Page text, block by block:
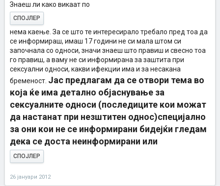
Знаеш ли како викаат по
СПОЈЛЕР
нема каење. За се што те интересирало требало пред тоа да
се информираш, имаш 17 години не си мала штом си
започнала со односи, значи знаеш што правиш и свесно тоа
го правиш, а ваму не си информирана за заштита при
сексуални односи, какви ифекции има и за несакана
бременост. Јас предлагам да се отвори тема во
која ќе има детално објаснување за
сексуалните односи (последиците кои можат
да настанат при незштитен однос)специјално
за они кои не се информирани бидејќи гледам
дека се доста неинформирани или
СПОЈЛЕР
26 јануари 2012